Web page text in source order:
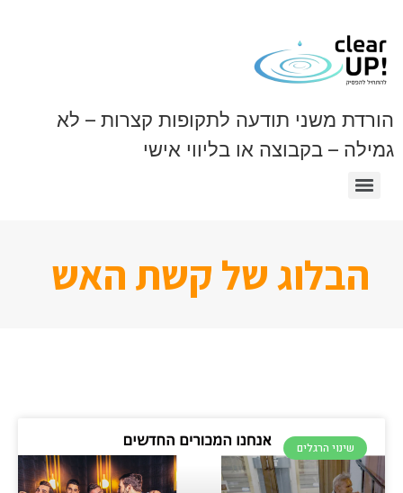
הורדת משני תודעה לתקופות קצרות – לא
גמילה – בקבוצה או בליווי אישי
הבלוג של קשת האש
שינוי הרגלים